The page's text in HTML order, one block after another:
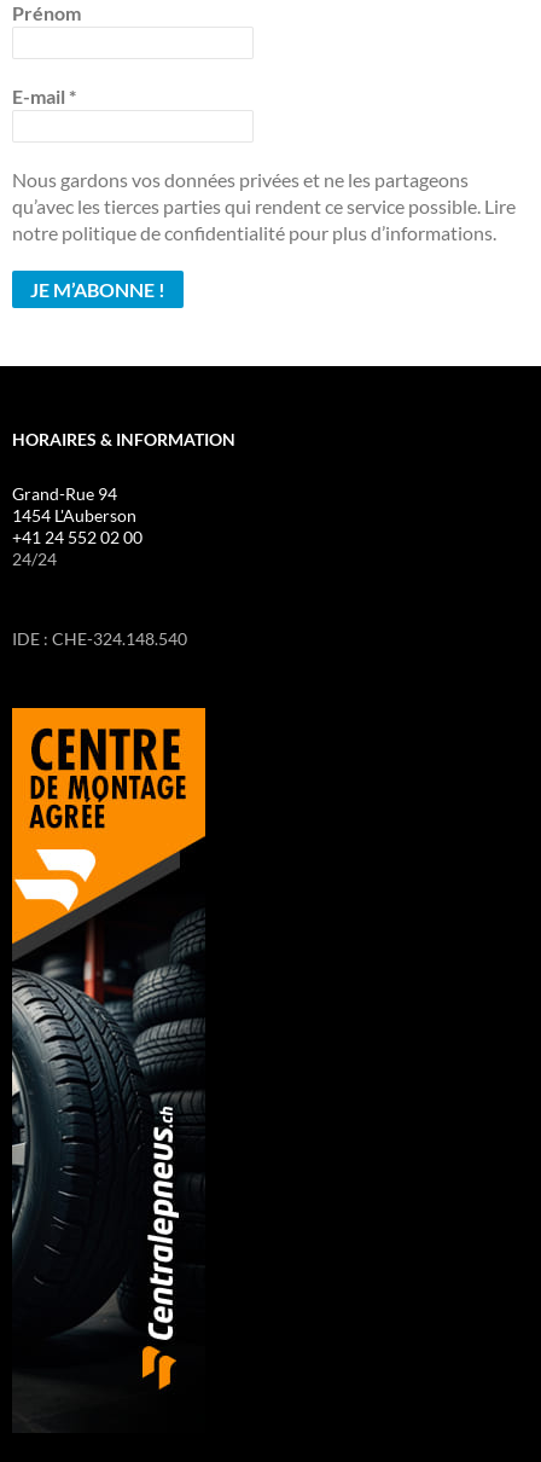
Prénom
E-mail *
Nous gardons vos données privées et ne les partageons
qu’avec les tierces parties qui rendent ce service possible. Lire
notre politique de confidentialité pour plus d’informations.
HORAIRES & INFORMATION
Grand-Rue 94
1454 L'Auberson
+41 24 552 02 00
24/24
IDE : CHE-324.148.540